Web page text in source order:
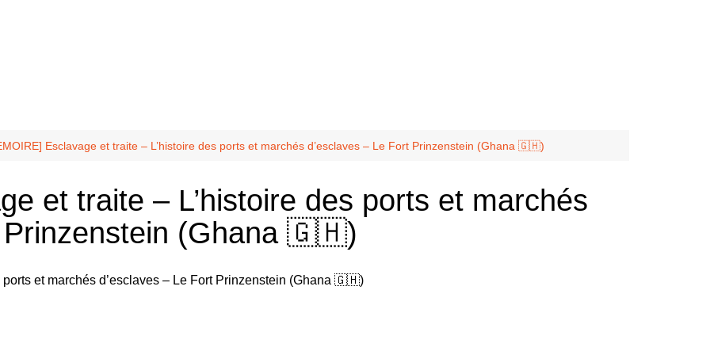
Balmont
La Doua
Esclavage et traite – L’histoire des ports et marchés d’esclaves – Le Fort Prinzenstein (Ghana 🇬🇭)
et traite – L’histoire des ports et marchés
Prinzenstein (Ghana 🇬🇭)